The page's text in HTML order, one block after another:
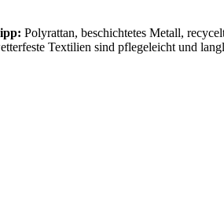
Polyrattan, beschichtetes Metall,
Textilien sind pflegeleicht und